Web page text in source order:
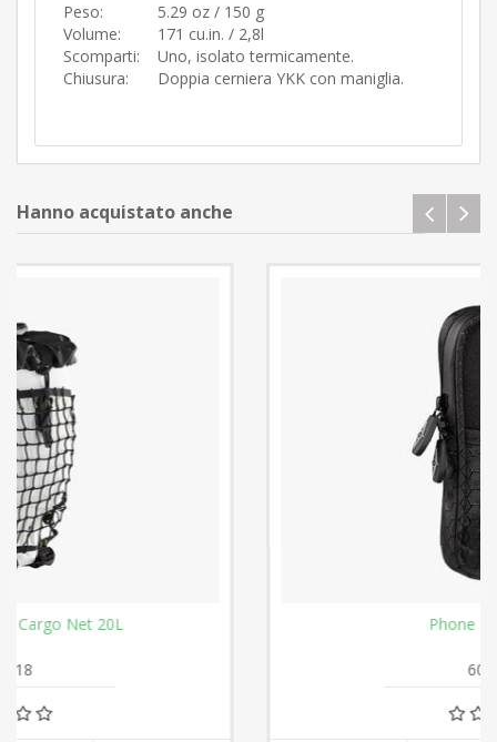
Peso:
5.29 oz / 150 g
Volume:
171 cu.in. / 2,8l
Scomparti:
Uno, isolato termicamente.
Chiusura:
Doppia cerniera YKK con maniglia.
Hanno acquistato anche